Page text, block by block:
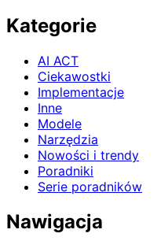
Kategorie
AI ACT
Ciekawostki
Implementacje
Inne
Modele
Narzędzia
Nowości i trendy
Poradniki
Serie poradników
Nawigacja